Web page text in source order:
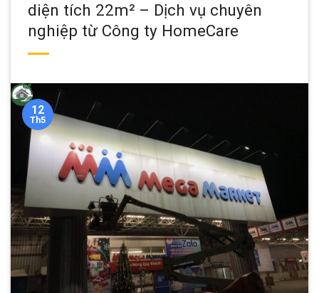
diện tích 22m² – Dịch vụ chuyên
nghiệp từ Công ty HomeCare
12
Th5